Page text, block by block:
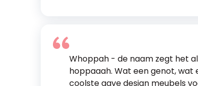
Whoppah - de naam zegt het
hoppaaah. Wat een genot, wat
coolste gave design meubels